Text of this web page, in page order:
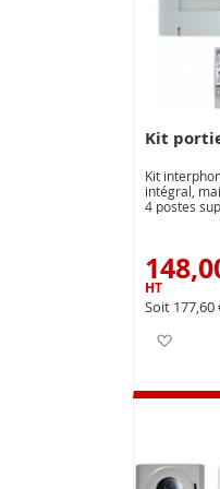
Kit
Kit
intégral,
4 postes
177,60